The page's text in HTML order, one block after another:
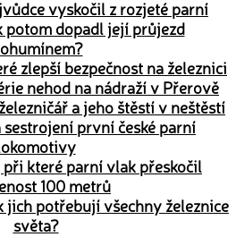
vyskočil z rozjeté parní
potom dopadl její průjezd
zlepší bezpečnost na železnici
nehod na nádraží v Přerově
a jeho štěstí v neštěstí
sestrojení první české parní
při které parní vlak přeskočil
100 metrů
jich potřebují všechny železnice
světa?